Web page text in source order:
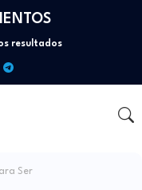
resultados
Ser